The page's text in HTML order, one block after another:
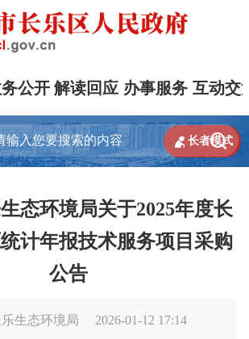
公开 解读回应 办事服务 互动交

 长者模式
态环境局关于2025年度长
计年报技术服务项目采购
公告
生态环境局 2026-01-12 17:14